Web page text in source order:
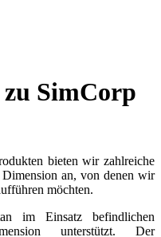
SimCorp
bieten wir zahlreiche
an, von denen wir
möchten.
im Einsatz befindlichen
unterstützt. Der